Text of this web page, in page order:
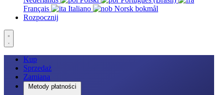
Français
Italiano
Norsk bokmål
Rozpocznij
Kup
Sprzedaż
Zamiana
Metody płatności